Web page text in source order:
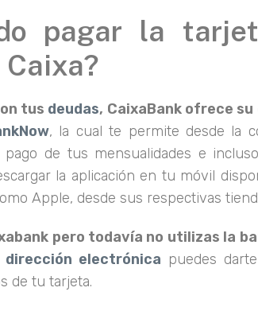
pagar la
tus deudas, CaixaBank ofrece su
, la cual te permite desde la
de tus mensualidades e
la aplicación en tu móvil
Apple, desde sus respectivas
pero todavía no utilizas la
dirección electrónica puedes
de tu tarjeta.